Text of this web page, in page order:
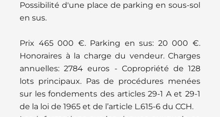
Possibilité d'une place de parking en sous-sol
en sus.
Prix 465 000 €. Parking en sus: 20 000 €.
Honoraires à la charge du vendeur. Charges
annuelles: 2784 euros - Copropriété de 128
lots principaux. Pas de procédures menées
sur les fondements des articles 29-1 A et 29-1
de la loi de 1965 et de l’article L.615-6 du CCH.